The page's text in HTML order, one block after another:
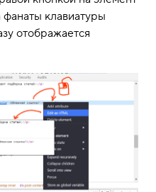
клавиатуры
отображается